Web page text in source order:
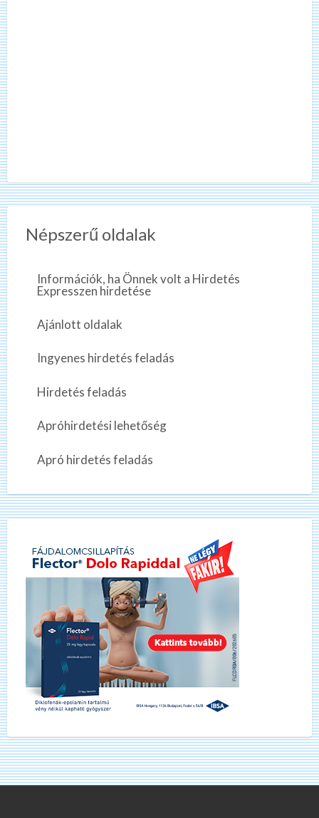
Népszerű oldalak
Információk, ha Önnek volt a Hirdetés
Expresszen hirdetése
Ajánlott oldalak
Ingyenes hirdetés feladás
Hirdetés feladás
Apróhirdetési lehetőség
Apró hirdetés feladás